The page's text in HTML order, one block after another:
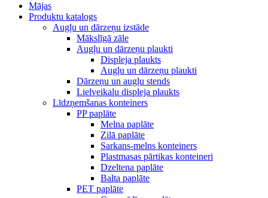
Mājas
Produktu katalogs
Augļu un dārzeņu izstāde
Mākslīgā zāle
Augļu un dārzeņu plaukti
Displeja plaukts
Augļu un dārzeņu plaukti
Dārzeņu un augļu stends
Lielveikalu displeja plaukts
Līdzņemšanas konteiners
PP paplāte
Melna paplāte
Zilā paplāte
Sarkans-melns konteiners
Plastmasas pārtikas konteineri
Dzeltena paplāte
Balta paplāte
PET paplāte